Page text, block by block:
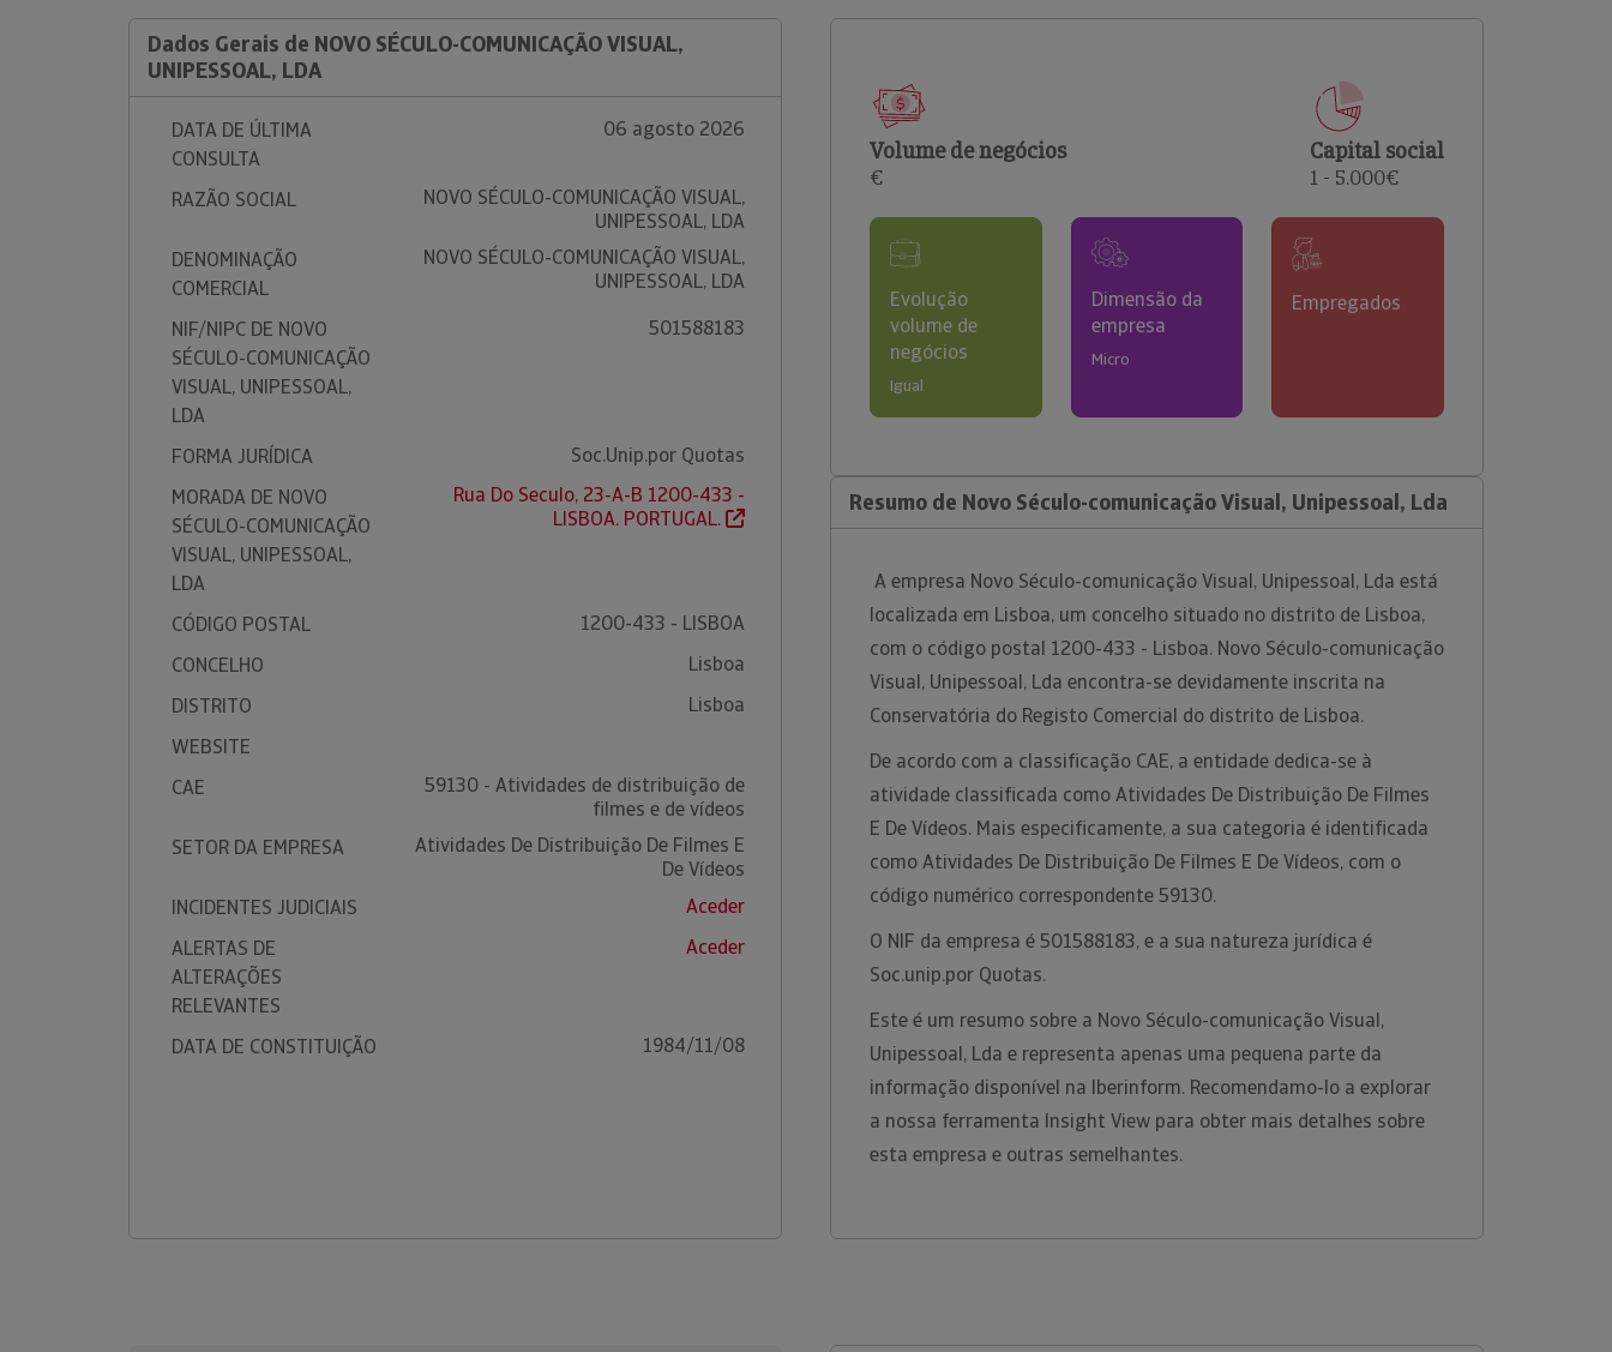
comerciais e analisar o risco de incumprimento dos
Dados Gerais de NOVO SÉCULO-COMUNICAÇÃO VISUAL,
UNIPESSOAL, LDA
DATA DE ÚLTIMA
CONSULTA
06 agosto 2026
RAZÃO SOCIAL
NOVO SÉCULO-COMUNICAÇÃO VISUAL,
UNIPESSOAL, LDA
DENOMINAÇÃO
COMERCIAL
NOVO SÉCULO-COMUNICAÇÃO VISUAL,
UNIPESSOAL, LDA
NIF/NIPC DE NOVO
SÉCULO-COMUNICAÇÃO
VISUAL, UNIPESSOAL,
LDA
501588183
FORMA JURÍDICA
Soc.Unip.por Quotas
MORADA DE NOVO
SÉCULO-COMUNICAÇÃO
VISUAL, UNIPESSOAL,
LDA
Rua Do Seculo, 23-A-B 1200-433 -
LISBOA. PORTUGAL.
CÓDIGO POSTAL
1200-433 - LISBOA
CONCELHO
Lisboa
DISTRITO
Lisboa
WEBSITE
CAE
59130 - Atividades de distribuição de
filmes e de vídeos
SETOR DA EMPRESA
Atividades De Distribuição De Filmes E
De Vídeos
INCIDENTES JUDICIAIS
Aceder
ALERTAS DE
ALTERAÇÕES
RELEVANTES
Aceder
DATA DE CONSTITUIÇÃO 1984/11/08
Volume de negócios
€
Capital social
1 - 5.000€
Evolução
volume de
negócios
Igual
Dimensão da
empresa
Micro
Empregados
Resumo de Novo Século-comunicação Visual, Unipessoal, Lda
A empresa Novo Século-comunicação Visual, Unipessoal, Lda está
localizada em Lisboa, um concelho situado no distrito de Lisboa,
com o código postal 1200-433 - Lisboa. Novo Século-comunicação
Visual, Unipessoal, Lda encontra-se devidamente inscrita na
Conservatória do Registo Comercial do distrito de Lisboa.
De acordo com a classificação CAE, a entidade dedica-se à
atividade classificada como Atividades De Distribuição De Filmes
E De Vídeos. Mais especificamente, a sua categoria é identificada
como Atividades De Distribuição De Filmes E De Vídeos, com o
código numérico correspondente 59130.
O NIF da empresa é 501588183, e a sua natureza jurídica é
Soc.unip.por Quotas.
Este é um resumo sobre a Novo Século-comunicação Visual,
Unipessoal, Lda e representa apenas uma pequena parte da
informação disponível na Iberinform. Recomendamo-lo a explorar
a nossa ferramenta Insight View para obter mais detalhes sobre
esta empresa e outras semelhantes.